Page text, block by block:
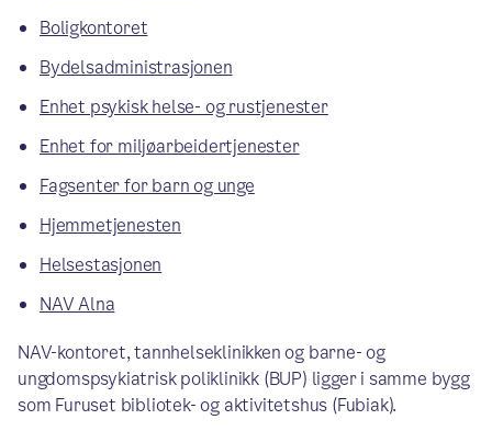
Boligkontoret
Bydelsadministrasjonen
Enhet psykisk helse- og rustjenester
Enhet for miljøarbeidertjenester
Fagsenter for barn og unge
Hjemmetjenesten
Helsestasjonen
NAV Alna
NAV-kontoret, tannhelseklinikken og barne- og
ungdomspsykiatrisk poliklinikk (BUP) ligger i samme bygg
som Furuset bibliotek- og aktivitetshus (Fubiak).